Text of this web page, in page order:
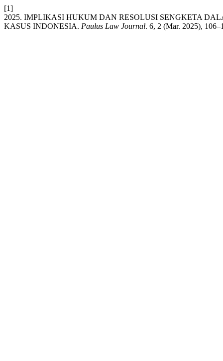
[1]
2025. IMPLIKASI HUKUM DAN RESOLUSI SENGKETA
KASUS INDONESIA. Paulus Law Journal. 6, 2 (Mar. 2025),